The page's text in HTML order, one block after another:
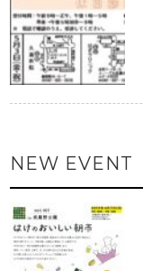
NEW EVENT